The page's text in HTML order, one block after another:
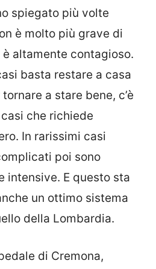
spiegato più volte
è molto più grave di
è altamente contagioso.
basta restare a casa
a stare bene, c’è
che richiede
In rarissimi casi
poi sono
intensive. E questo sta
un ottimo sistema
della Lombardia.
di Cremona,